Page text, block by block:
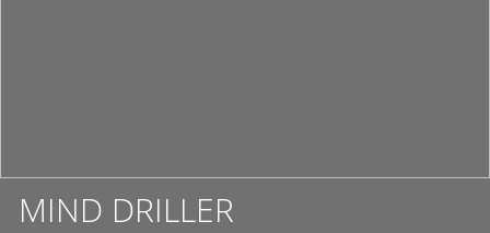
MIND DRILLER